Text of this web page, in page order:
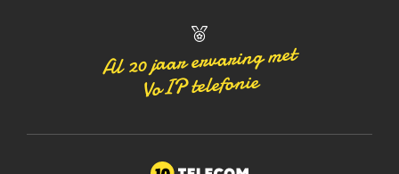
Al 20 jaar ervaring met
VoIP telefonie